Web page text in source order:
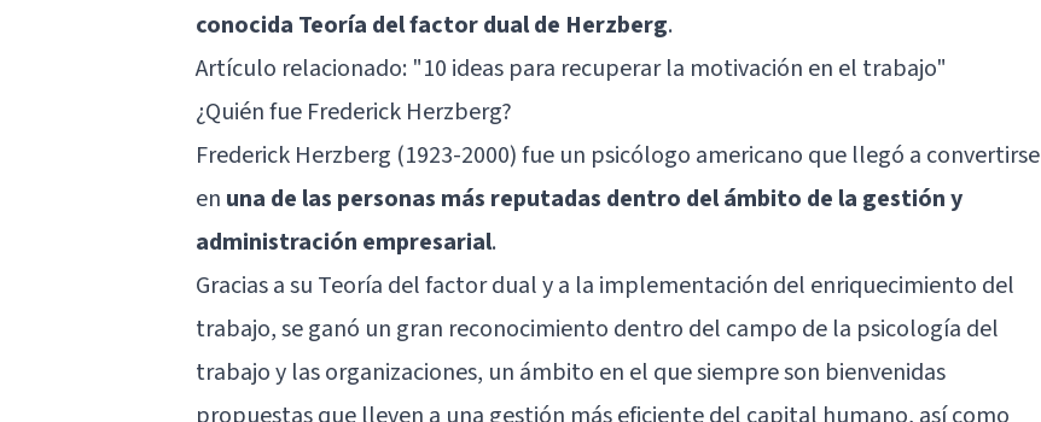
conocida Teoría del factor dual de Herzberg.
Artículo relacionado: "10 ideas para recuperar la motivación en el trabajo"
¿Quién fue Frederick Herzberg?
Frederick Herzberg (1923-2000) fue un psicólogo americano que llegó a convertirse
en una de las personas más reputadas dentro del ámbito de la gestión y
administración empresarial.
Gracias a su Teoría del factor dual y a la implementación del enriquecimiento del
trabajo, se ganó un gran reconocimiento dentro del campo de la psicología del
trabajo y las organizaciones, un ámbito en el que siempre son bienvenidas